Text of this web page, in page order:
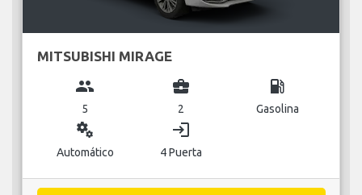
MITSUBISHI MIRAGE
group
5
business_center
2
local_gas_station
Gasolina
miscellaneous_services
Automático
login
4 Puerta